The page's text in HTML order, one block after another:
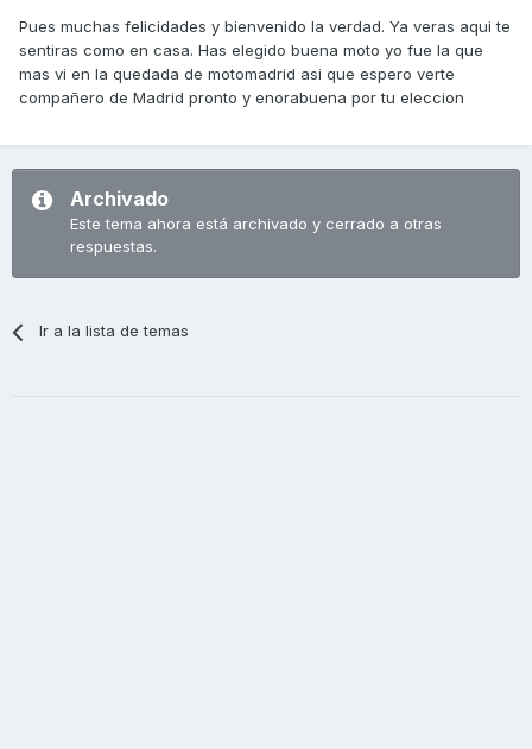
Pues muchas felicidades y bienvenido la verdad. Ya veras aqui te
sentiras como en casa. Has elegido buena moto yo fue la que
mas vi en la quedada de motomadrid asi que espero verte
compañero de Madrid pronto y enorabuena por tu eleccion
Archivado
Este tema ahora está archivado y cerrado a otras
respuestas.
Ir a la lista de temas